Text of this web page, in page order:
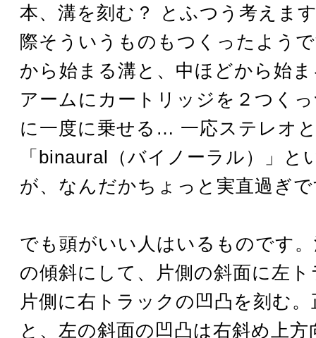
本、溝を刻む？ とふつう考えま
際そういうものもつくったよう
から始まる溝と、中ほどから始
アームにカートリッジを２つく
に一度に乗せる… 一応ステレオ
「binaural（バイノーラル）」と
が、なんだかちょっと実直過ぎ
でも頭がいい人はいるものです
の傾斜にして、片側の斜面に左
片側に右トラックの凹凸を刻む
と、左の斜面の凹凸は右斜め上